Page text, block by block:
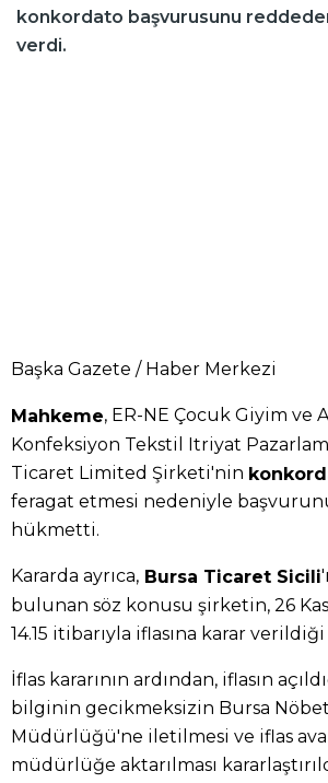
konkordato başvurusunu
verdi.
Başka Gazete / Haber Merkezi
Mahkeme, ER-NE Çocuk Giyim ve
Konfeksiyon Tekstil Itriyat
Ticaret Limited Şirketi'nin
feragat etmesi nedeniyle
hükmetti.
Kararda ayrıca, Bursa Ticaret Sicili
bulunan söz konusu şirketin, 26
14.15 itibarıyla iflasına karar
İflas kararının ardından, iflasın
bilginin gecikmeksizin Bursa
Müdürlüğü'ne iletilmesi ve iflas
müdürlüğe aktarılması